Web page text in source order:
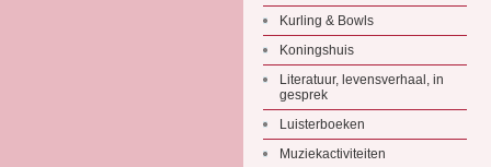
Kurling & Bowls
Koningshuis
Literatuur, levensverhaal, in
gesprek
Luisterboeken
Muziekactiviteiten